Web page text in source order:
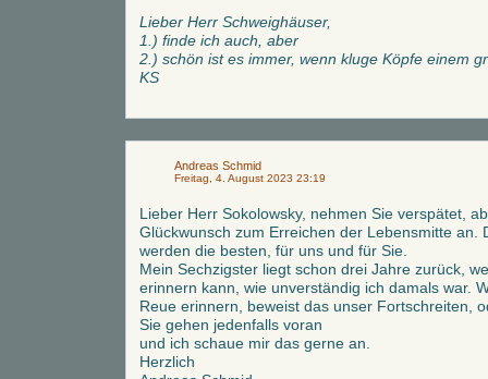
Lieber Herr Schweighäuser,
1.) finde ich auch, aber
2.) schön ist es immer, wenn kluge Köpfe einem
KS
Andreas Schmid
Freitag, 4. August 2023 23:19
Lieber Herr Sokolowsky, nehmen Sie verspätet,
Glückwunsch zum Erreichen der Lebensmitte an.
werden die besten, für uns und für Sie.
Mein Sechzigster liegt schon drei Jahre zurück,
erinnern kann, wie unverständig ich damals war.
Reue erinnern, beweist das unser Fortschreiten,
Sie gehen jedenfalls voran
und ich schaue mir das gerne an.
Herzlich